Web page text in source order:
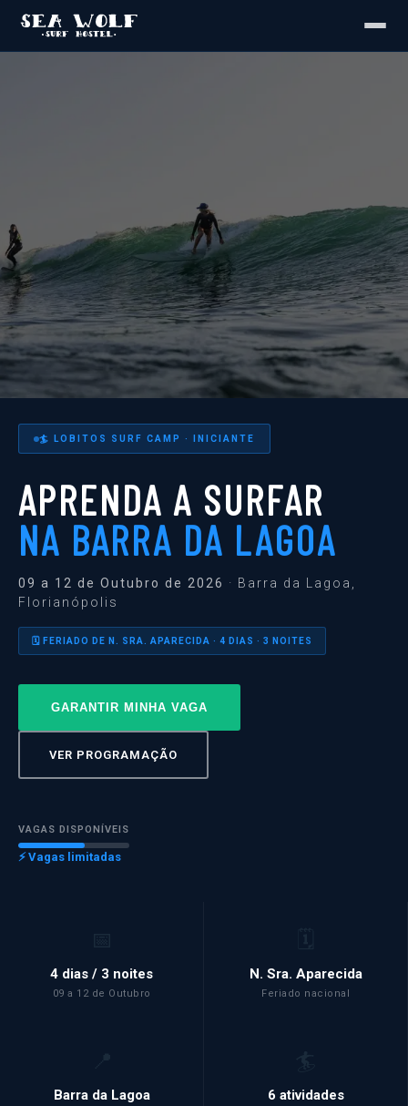
🏄 LOBITOS SURF CAMP · INICIANTE
APRENDA A SURFAR
NA BARRA DA LAGOA
09 a 12 de Outubro de 2026 · Barra da Lagoa,
Florianópolis
🗓️ FERIADO DE N. SRA. APARECIDA · 4 DIAS · 3 NOITES
GARANTIR MINHA VAGA
VER PROGRAMAÇÃO
VAGAS DISPONÍVEIS
⚡ Vagas limitadas
4 dias / 3 noites
09 a 12 de Outubro
N. Sra. Aparecida
Feriado nacional
Barra da Lagoa 6 atividades